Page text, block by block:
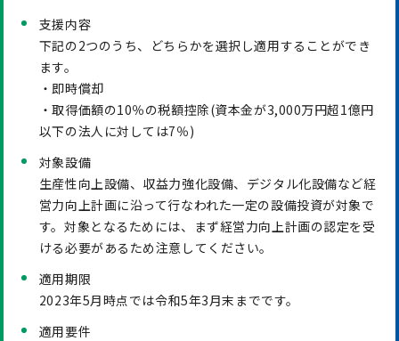
支援内容
下記の2つのうち、どちらかを選択し適用することができ
ます。
・即時償却
・取得価額の10％の税額控除(資本金が3,000万円超1億円
以下の法人に対しては7％)
対象設備
生産性向上設備、収益力強化設備、デジタル化設備など経
営力向上計画に沿って行なわれた一定の設備投資が対象で
す。対象となるためには、まず経営力向上計画の認定を受
ける必要があるため注意してください。
適用期限
2023年5月時点では令和5年3月末までです。
適用要件